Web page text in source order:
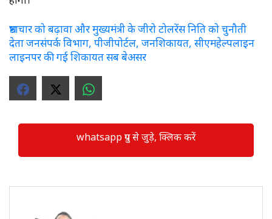
भ्रष्टाचार को बढ़ावा और मुख्यमंत्री के जीरो टोलरेंस निति को चुनौती
देता जनसंपर्क विभाग, पीजीपोर्टल, जनशिकायत, सीएमहेल्पलाइन
लाइनपर की गई शिकायत सब बेअसर
whatsapp ग्रुप से जुड़े, क्लिक करें